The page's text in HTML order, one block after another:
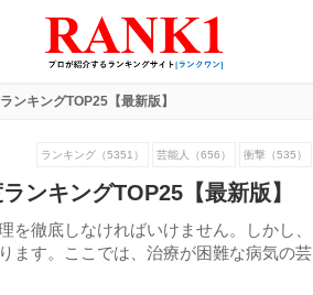
ンキングTOP25【最新版】
ランキング（5351） 芸能人（656） 衝撃（535）
ンキングTOP25【最新版】
徹底しなければいけません。しかし、
ます。ここでは、治療が困難な病気の芸